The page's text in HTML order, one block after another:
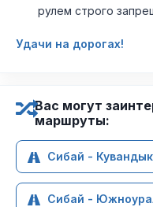
рулем строго
Удачи на дорогах!
Вас могут
маршруты:
Сибай - Кувандык
Сибай -